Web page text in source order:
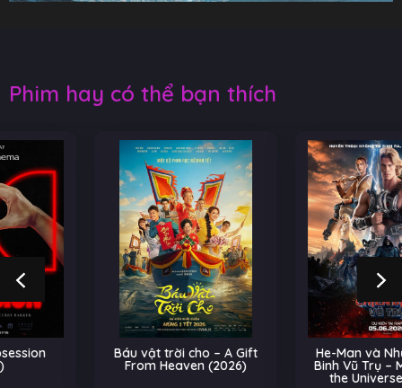
Phim hay có thể bạn thích
Báu vật trời cho – A Gift
From Heaven (2026)
He-Man và Những Chiến
Binh Vũ Trụ – Masters of
the Universe (2026)